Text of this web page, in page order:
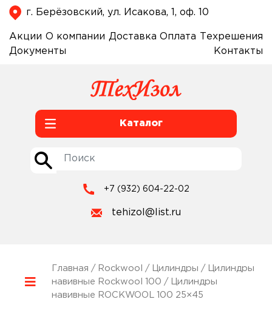
г. Берёзовский, ул. Исакова, 1, оф. 10
Акции О компании Доставка Оплата
Техрешения
Документы
Контакты
Каталог
+7 (932) 604-22-02
tehizol@list.ru
Главная / Rockwool / Цилиндры /
Цилиндры
навивные Rockwool 100 / Цилиндры
навивные ROCKWOOL 100 25×45